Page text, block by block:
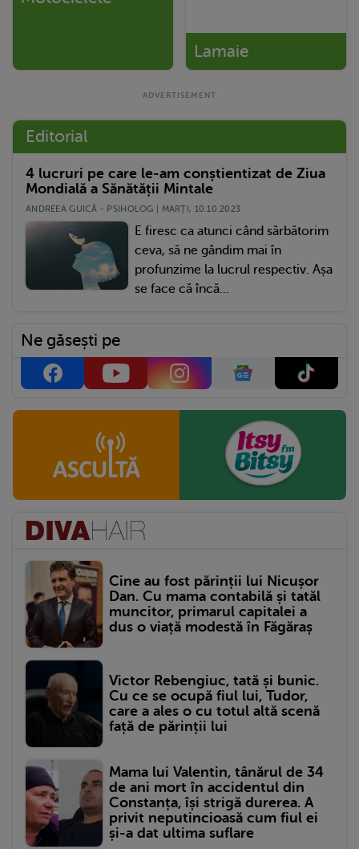
Lamaie
Editorial
4 lucruri pe care le-am conștientizat de Ziua
Mondială a Sănătății Mintale
ANDREEA GUICĂ - PSIHOLOG | MARŢI, 10.10.2023
E firesc ca atunci când sărbătorim
ceva, să ne gândim mai în
profunzime la lucrul respectiv. Așa
se face că încă...
Ne găsești pe
Cine au fost părinții lui Nicușor
Dan. Cu mama contabilă și tatăl
muncitor, primarul capitalei a
dus o viață modestă în Făgăraș
Victor Rebengiuc, tată și bunic.
Cu ce se ocupă fiul lui, Tudor,
care a ales o cu totul altă scenă
față de părinții lui
Mama lui Valentin, tânărul de 34
de ani mort în accidentul din
Constanța, își strigă durerea. A
privit neputincioasă cum fiul ei
și-a dat ultima suflare